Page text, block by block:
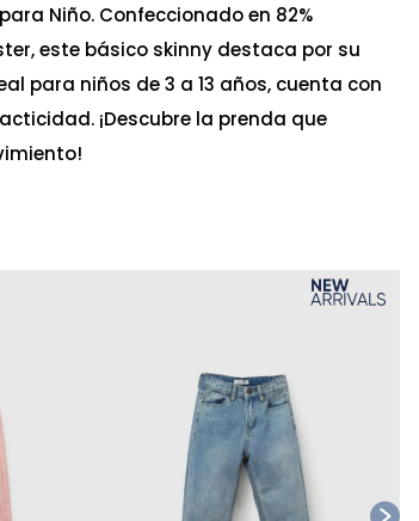
Niño. Confeccionado en 82%
este básico skinny destaca por su
para niños de 3 a 13 años, cuenta con
¡Descubre la prenda que